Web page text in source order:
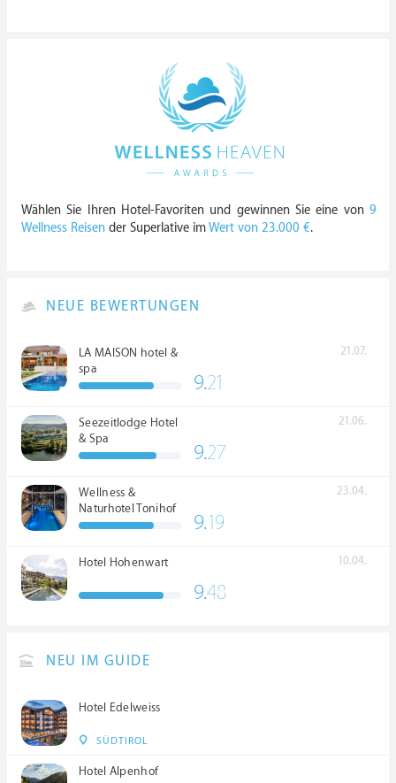
Wählen Sie Ihren Hotel-Favoriten und gewinnen Sie eine von 9
Wellness Reisen der Superlative imWert von 23.000 €.
NEUE BEWERTUNGEN
LA MAISON hotel &
spa
21.07.
9.21
Seezeitlodge Hotel
& Spa
21.06.
9.27
Wellness &
Naturhotel Tonihof
****S
23.04.
9.19
Hotel Hohenwart 10.04.
9.48
NEU IM GUIDE
Hotel Edelweiss
SÜDTIROL
Hotel Alpenhof